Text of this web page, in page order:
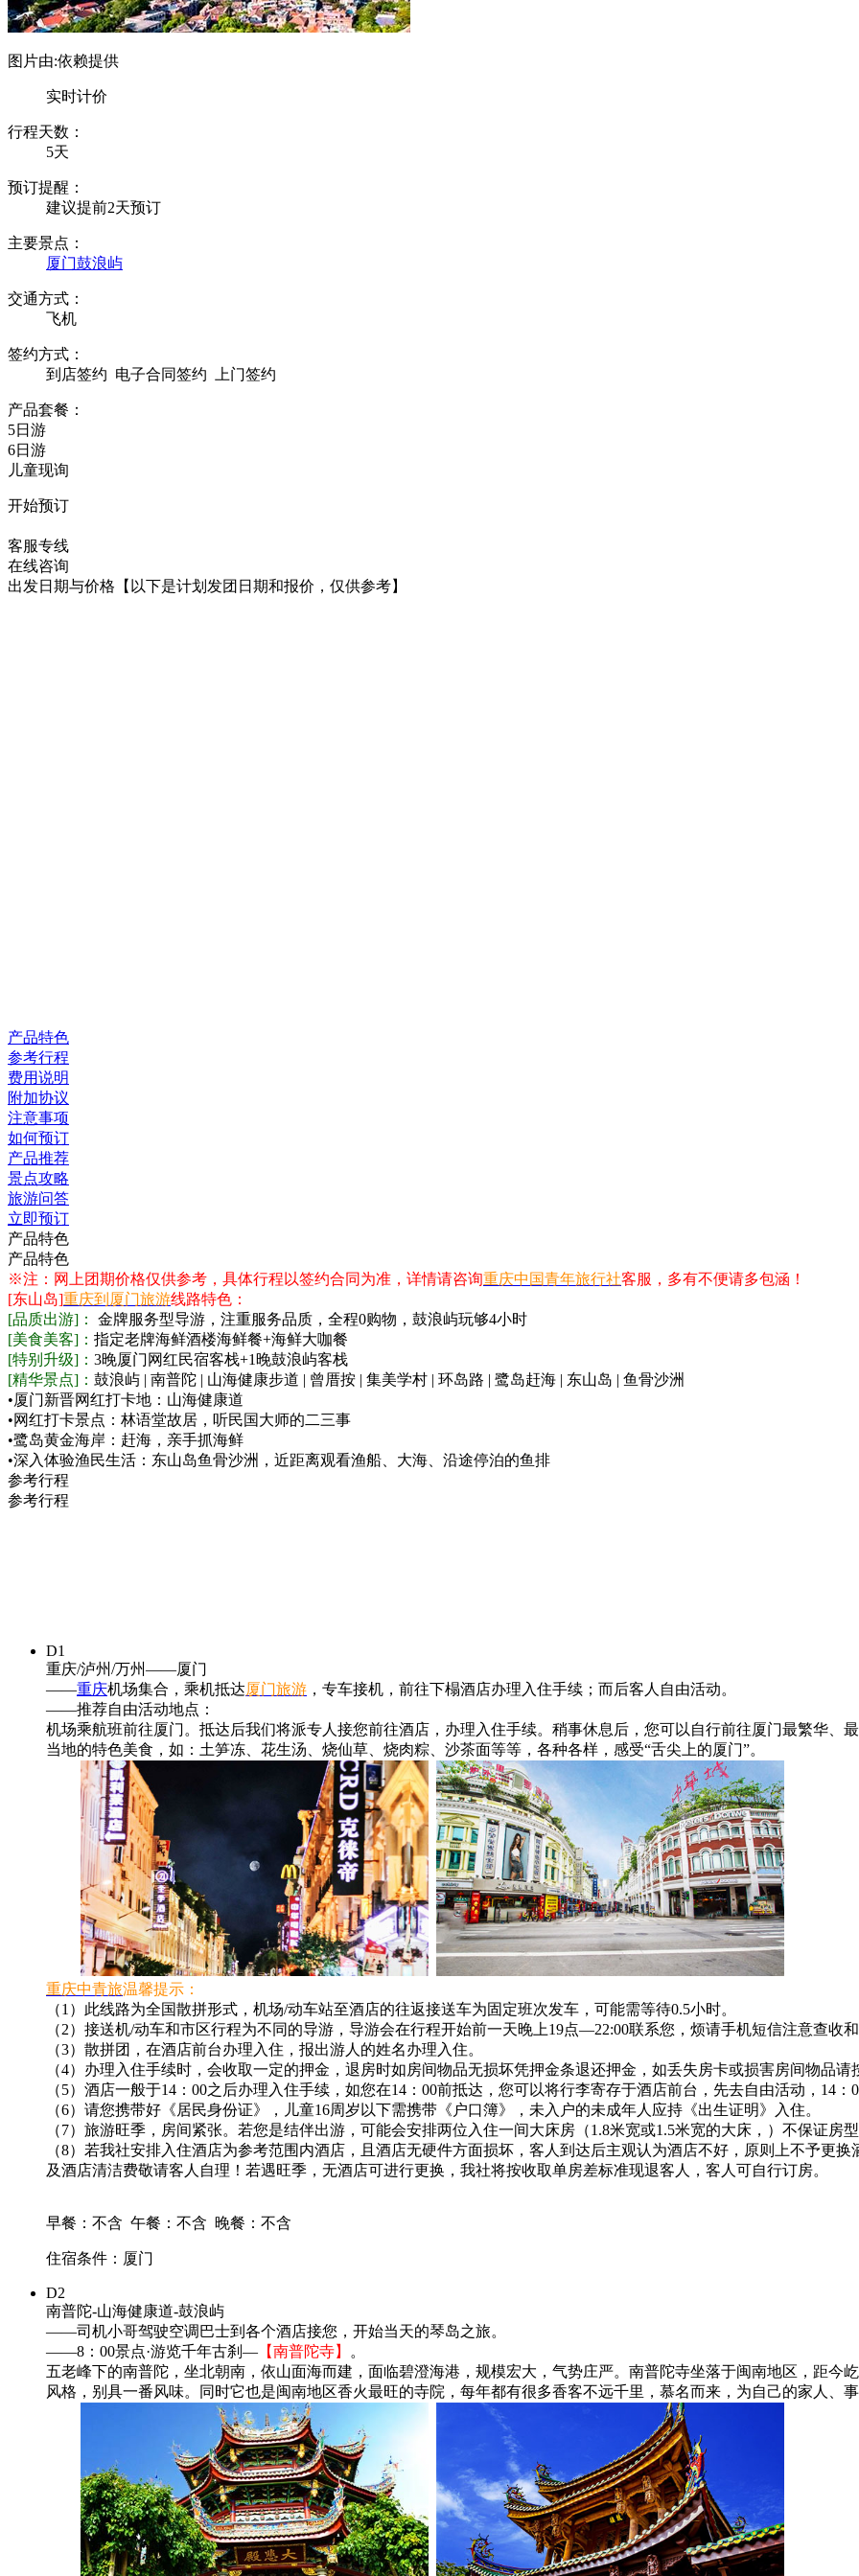
图片由:依赖提供
实时计价
行程天数：
5天
预订提醒：
建议提前2天预订
主要景点：
厦门鼓浪屿
交通方式：
飞机
签约方式：
到店签约 电子合同签约 上门签约
产品套餐：
5日游
6日游
儿童现询
开始预订
客服专线
在线咨询
出发日期与价格 【以下是计划发团日期和报价，仅供参考】
产品特色
参考行程
费用说明
附加协议
注意事项
如何预订
产品推荐
景点攻略
旅游问答
立即预订
产品特色
产品特色
※注：网上团期价格仅供参考，具体行程以签约合同为准，详情请咨询重庆中国青年旅行社客服，多有不便请多包涵！
[东山岛]重庆到厦门旅游线路特色：
[品质出游]： 金牌服务型导游，注重服务品质，全程0购物，鼓浪屿玩够4小时
[美食美客]： 指定老牌海鲜酒楼海鲜餐+海鲜大咖餐
[特别升级]： 3晚厦门网红民宿客栈+1晚鼓浪屿客栈
[精华景点]： 鼓浪屿 | 南普陀 | 山海健康步道 | 曾厝按 | 集美学村 | 环岛路 | 鹭岛赶海 | 东山岛 | 鱼骨沙洲
•厦门新晋网红打卡地：山海健康道
•网红打卡景点：林语堂故居，听民国大师的二三事
•鹭岛黄金海岸：赶海，亲手抓海鲜
•深入体验渔民生活：东山岛鱼骨沙洲，近距离观看渔船、大海、沿途停泊的鱼排
参考行程
参考行程
D1
重庆/泸州/万州——厦门
——重庆机场集合，乘机抵达厦门旅游 ，专车接机，前往下榻酒店办理入住手续；而后客人自由活动。
——推荐自由活动地点：
机场乘航班前往厦门。抵达后我们将派专人接您前往酒店，办理入住手续。稍事休息后，您可以自行前往厦门最繁华
当地的特色美食，如：土笋冻、花生汤、烧仙草、烧肉粽、沙茶面等等，各种各样，感受“舌尖上的厦门”。
重庆中青旅温馨提示：
（1）此线路为全国散拼形式，机场/动车站至酒店的往返接送车为固定班次发车，可能需等待0.5小时。
（2）接送机/动车和市区行程为不同的导游，导游会在行程开始前一天晚上19点—22:00联系您，烦请手机短信注意查收和
（3）散拼团，在酒店前台办理入住，报出游人的姓名办理入住。
（4）办理入住手续时，会收取一定的押金，退房时如房间物品无损坏凭押金条退还押金，如丢失房卡或损害房间物品请
（5）酒店一般于14：00之后办理入住手续，如您在14：00前抵达，您可以将行李寄存于酒店前台，先去自由活动，14：
（6）请您携带好《居民身份证》，儿童16周岁以下需携带《户口簿》，未入户的未成年人应持《出生证明》入住。
（7）旅游旺季，房间紧张。若您是结伴出游，可能会安排两位入住一间大床房（1.8米宽或1.5米宽的大床，）不保证房
（8）若我社安排入住酒店为参考范围内酒店，且酒店无硬件方面损坏，客人到达后主观认为酒店不好，原则上不予更
及酒店清洁费敬请客人自理！若遇旺季，无酒店可进行更换，我社将按收取单房差标准现退客人，客人可自行订房。
早餐：不含 午餐：不含 晚餐：不含
住宿条件：厦门
D2
南普陀-山海健康道-鼓浪屿
——司机小哥驾驶空调巴士到各个酒店接您，开始当天的琴岛之旅。
——8：00景点·游览千年古刹— 【南普陀寺】
。
五老峰下的南普陀，坐北朝南，依山面海而建，面临碧澄海港，规模宏大，气势庄严。南普陀寺坐落于闽南地区，距今
风格，别具一番风味。同时它也是闽南地区香火最旺的寺院，每年都有很多香客不远千里，慕名而来，为自己的家人、事